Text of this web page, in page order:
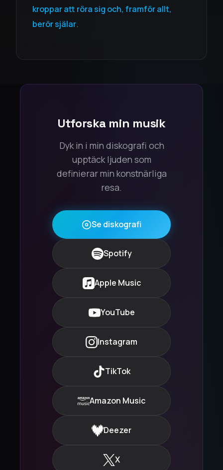
kroppar att röra sig och, framför allt,
berör själar.
Utforska min musik
Dyk in i min diskografi och
upptäck ljuden som
definierar min konstnärliga
resa.
Se diskografi
Spotify
Apple Music
YouTube
Instagram
TikTok
Amazon Music
Deezer
X